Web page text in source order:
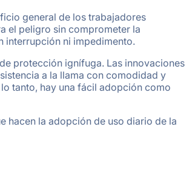
general de los trabajadores
el peligro sin comprometer la
interrupción ni impedimento.
protección ignífuga. Las innovaciones
a la llama con comodidad y
tanto, hay una fácil adopción como
hacen la adopción de uso diario de la